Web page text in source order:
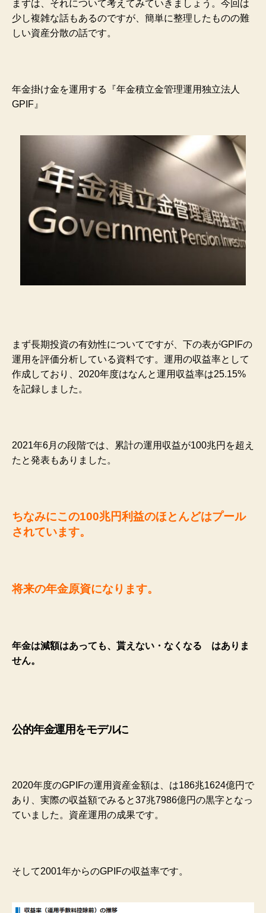
まずは、それについて考えてみていきましょう。今回は
少し複雑な話もあるのですが、簡単に整理したものの難
しい資産分散の話です。
年金掛け金を運用する『年金積立金管理運用独立法人
GPIF』
まず長期投資の有効性についてですが、下の表がGPIFの
運用を評価分析している資料です。運用の収益率として
作成しており、2020年度はなんと運用収益率は25.15%
を記録しました。
2021年6月の段階では、累計の運用収益が100兆円を超え
たと発表もありました。
ちなみにこの100兆円利益のほとんどはプール
されています。
将来の年金原資になります。
年金は減額はあっても、貰えない・なくなる はありま
せん。
公的年金運用をモデルに
2020年度のGPIFの運用資産金額は、は186兆1624億円で
あり、実際の収益額でみると37兆7986億円の黒字となっ
ていました。資産運用の成果です。
そして2001年からのGPIFの収益率です。